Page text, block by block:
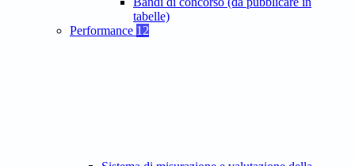
tabelle)
Performance 12